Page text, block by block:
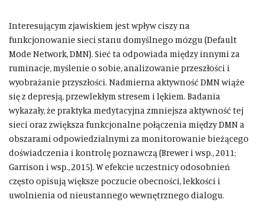
Interesującym zjawiskiem jest wpływ ciszy na
funkcjonowanie sieci stanu domyślnego mózgu (Default
Mode Network, DMN). Sieć ta odpowiada między innymi za
ruminacje, myślenie o sobie, analizowanie przeszłości i
wyobrażanie przyszłości. Nadmierna aktywność DMN wiąże
się z depresją, przewlekłym stresem i lękiem. Badania
wykazały, że praktyka medytacyjna zmniejsza aktywność tej
sieci oraz zwiększa funkcjonalne połączenia między DMN a
obszarami odpowiedzialnymi za monitorowanie bieżącego
doświadczenia i kontrolę poznawczą (Brewer i wsp., 2011;
Garrison i wsp., 2015). W efekcie uczestnicy odosobnień
często opisują większe poczucie obecności, lekkości i
uwolnienia od nieustannego wewnętrznego dialogu.